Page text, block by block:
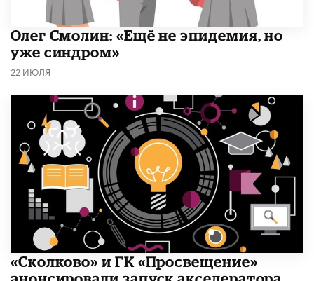
​Олег Смолин: «Ещё не эпидемия, но
уже синдром»
22 ИЮЛЯ
«Сколково» и ГК «Просвещение»